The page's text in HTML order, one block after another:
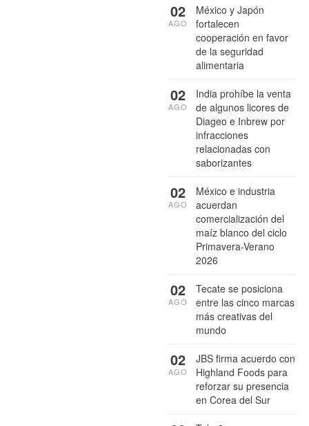
México y Japón
fortalecen
cooperación en favor
de la seguridad
alimentaria
02
AGO
India prohíbe la venta
de algunos licores de
Diageo e Inbrew por
infracciones
relacionadas con
saborizantes
02
AGO
México e industria
acuerdan
comercialización del
maíz blanco del ciclo
Primavera-Verano
2026
02
AGO
Tecate se posiciona
entre las cinco marcas
más creativas del
mundo
02
AGO
JBS firma acuerdo con
Highland Foods para
reforzar su presencia
en Corea del Sur
02
AGO